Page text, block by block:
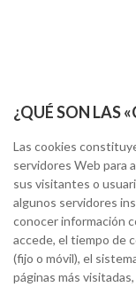
¿QUÉ SON LAS
Las cookies
servidores Web para
sus visitantes o
algunos servidores
conocer información
accede, el tiempo de
(fijo o móvil), el
páginas más